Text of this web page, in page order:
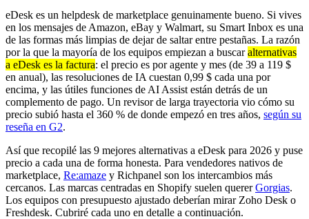
eDesk es un helpdesk de marketplace genuinamente bueno. Si vives
en los mensajes de Amazon, eBay y Walmart, su Smart Inbox es una
de las formas más limpias de dejar de saltar entre pestañas. La razón
por la que la mayoría de los equipos empiezan a buscaralternativas
a eDesk es la factura: el precio es por agente y mes (de 39 a 119 $
en anual), las resoluciones de IA cuestan 0,99 $ cada una por
encima, y las útiles funciones de AI Assist están detrás de un
complemento de pago. Un revisor de larga trayectoria vio cómo su
precio subió hasta el 360 % de donde empezó en tres años, según su
reseña en G2.
Así que recopilé las 9 mejores alternativas a eDesk para 2026 y puse
precio a cada una de forma honesta. Para vendedores nativos de
marketplace, Re:amaze y Richpanel son los intercambios más
cercanos. Las marcas centradas en Shopify suelen quererGorgias.
Los equipos con presupuesto ajustado deberían mirar Zoho Desk o
Freshdesk. Cubriré cada uno en detalle a continuación.